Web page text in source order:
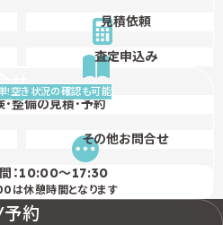
見積依頼
査定申込み
せ
!空き状況の確認も可能
･整備の見積･予約
その他お問合せ
：10:00～17:30
休憩時間となります
予約